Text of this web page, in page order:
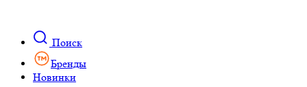
Поиск
Бренды
Новинки